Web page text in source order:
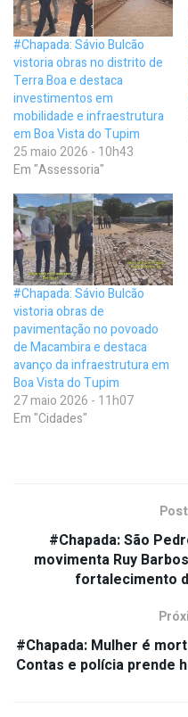
#Chapada: Sávio Bulcão
vistoria obras no distrito de
Terra Boa e destaca
investimentos em
mobilidade e infraestrutura
em Boa Vista do Tupim
25 maio 2026 - 10h43
Em "Assessoria"
#Chapada: Sávio Bulcão
vistoria obras de
pavimentação no povoado
de Macambira e destaca
avanço da infraestrutura em
Boa Vista do Tupim
27 maio 2026 - 11h07
Em "Cidades"
#Chapada: São
movimenta Ruy
fortalecimento
#Chapada: Mulher é
Contas e polícia prende